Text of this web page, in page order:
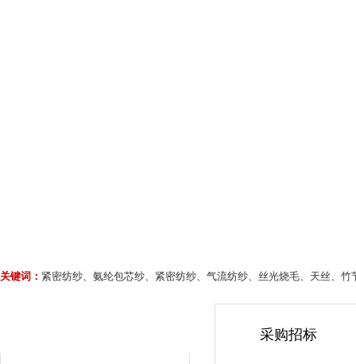
关键词： 紧密纺纱、氨纶包芯纱、紧密纺纱、气流纺纱、丝光烧毛、天丝、
采购招标